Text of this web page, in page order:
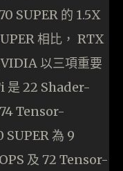
SUPER 的 1.5X
相比， RTX
以三項重要
是 22 Shader-
Tensor-
SUPER 為 9
及 72 Tensor-